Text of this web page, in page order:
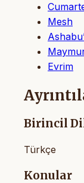
Mesh
Evrim
Birincil
Türkçe
Konular